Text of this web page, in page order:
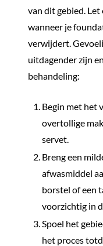
van dit gebied.
wanneer je
verwijdert.
uitdagender zijn
behandeling:
Begin met het
overtollige
servet.
Breng een
afwasmiddel
borstel of een
voorzichtig in
Spoel het
het proces